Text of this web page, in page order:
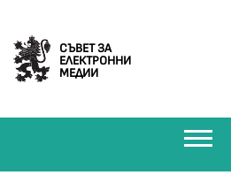
СЪВЕТ ЗА
ЕЛЕКТРОННИ
МЕДИИ